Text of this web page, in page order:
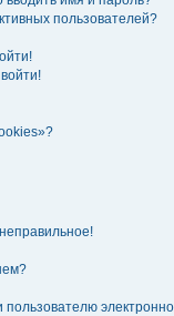
пользователей?